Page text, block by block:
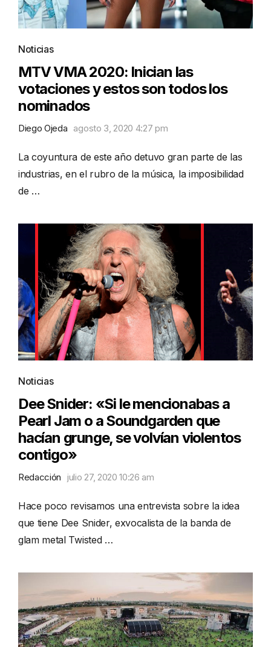
Noticias
MTV VMA 2020: Inician las
votaciones y estos son todos los
nominados
Diego Ojeda agosto 3, 2020 4:27 pm
La coyuntura de este año detuvo gran parte de las
industrias, en el rubro de la música, la imposibilidad
de …
Noticias
Dee Snider: «Si le mencionabas a
Pearl Jam o a Soundgarden que
hacían grunge, se volvían violentos
contigo»
Redacción julio 27, 2020 10:26 am
Hace poco revisamos una entrevista sobre la idea
que tiene Dee Snider, exvocalista de la banda de
glam metal Twisted …